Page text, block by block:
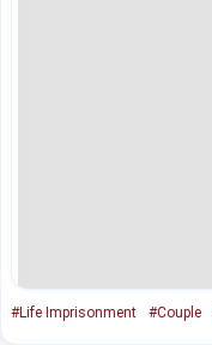
#Life Imprisonment #Couple